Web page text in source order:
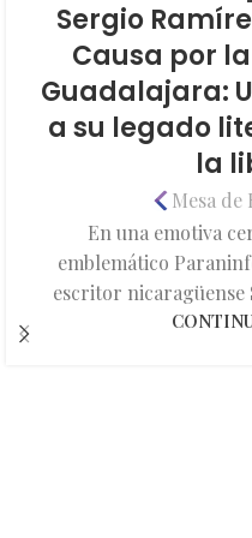
Sergio
Causa por
Guadalajara:
a su legado
la
Mesa de
En una emotiva
emblemático
escritor nicaragüense